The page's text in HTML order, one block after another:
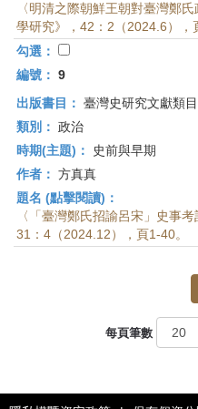
〈明清之際朝鮮王朝對臺灣鄭
學研究》，42：2（2024.6），
勾選：
編號： 9
出版書目： 臺灣史研究文獻類
類別： 政治
時期(主題)：
史前與早期
作者： 方真真
題名 (點擊閱讀)：
〈「臺灣鄭氏招諭呂宋」史事
31：4（2024.12），頁1-40。
每頁筆數